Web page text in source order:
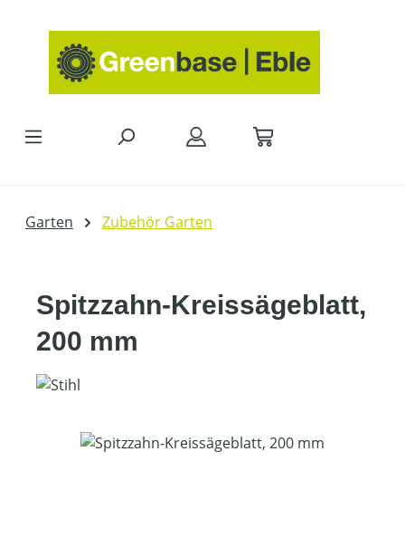
Garten Zubehör Garten
Spitzzahn-Kreissägeblatt,
200 mm
Bildergalerie überspringen